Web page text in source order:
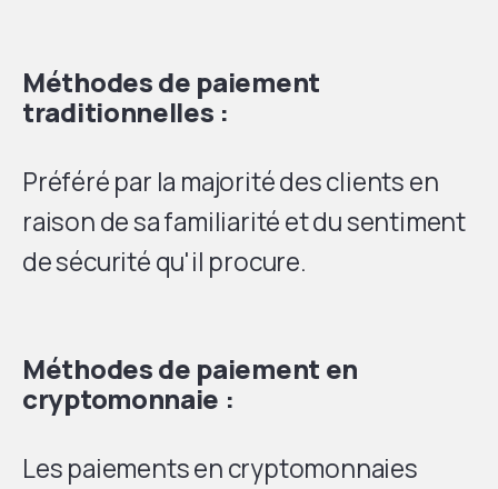
Méthodes de paiement
traditionnelles :
Préféré par la majorité des clients en
raison de sa familiarité et du sentiment
de sécurité qu'il procure.
Méthodes de paiement en
cryptomonnaie :
Les paiements en cryptomonnaies